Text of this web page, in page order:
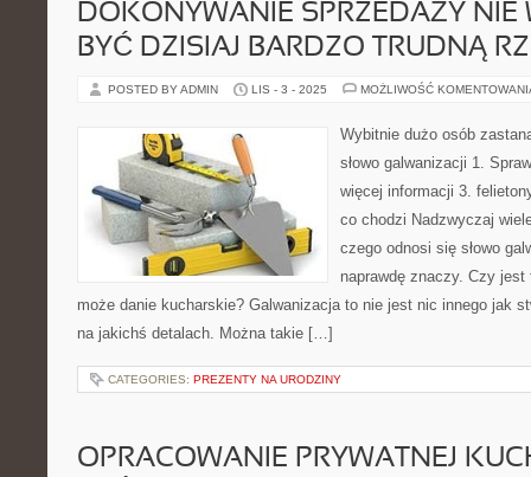
DOKONYWANIE SPRZEDAŻY NIE
BYĆ DZISIAJ BARDZO TRUDNĄ
POSTED BY ADMIN LIS - 3 - 2025 MOŻLIWOŚĆ
Wybitnie dużo osób
słowo galwanizacji 1.
więcej informacji 3.
co chodzi Nadzwyczaj
czego odnosi się słowo
naprawdę znaczy. Czy
może danie kucharskie? Galwanizacja to nie jest nic innego jak
na jakichś detalach. Można takie […]
CATEGORIES: PREZENTY NA URODZINY
OPRACOWANIE PRYWATNEJ